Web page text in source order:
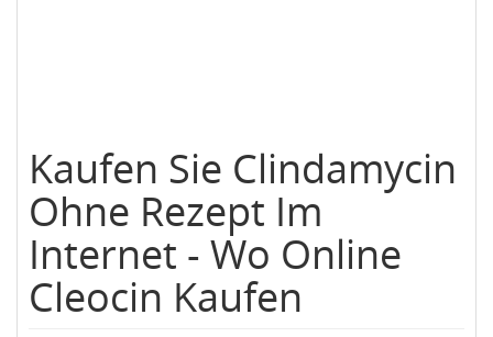
Kaufen Sie Clindamycin
Ohne Rezept Im
Internet - Wo Online
Cleocin Kaufen